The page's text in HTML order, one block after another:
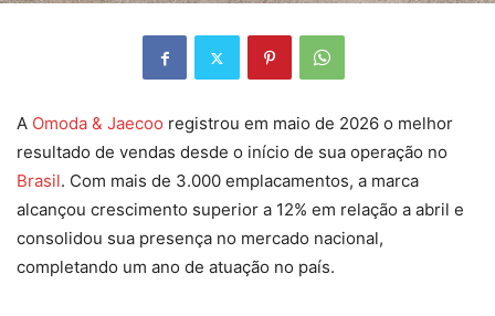
A Omoda & Jaecoo registrou em maio de 2026 o melhor
resultado de vendas desde o início de sua operação no
Brasil. Com mais de 3.000 emplacamentos, a marca
alcançou crescimento superior a 12% em relação a abril e
consolidou sua presença no mercado nacional,
completando um ano de atuação no país.